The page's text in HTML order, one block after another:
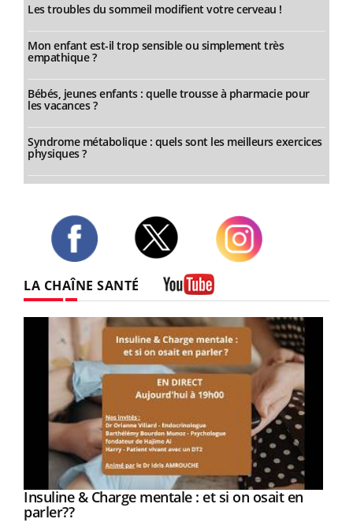
Les troubles du sommeil modifient votre cerveau !
Mon enfant est-il trop sensible ou simplement très
empathique ?
Bébés, jeunes enfants : quelle trousse à pharmacie pour
les vacances ?
Syndrome métabolique : quels sont les meilleurs exercices
physiques ?
LA CHAÎNE SANTÉ
Youtube
Insuline & Charge mentale : et si on osait en
parler??Youtube